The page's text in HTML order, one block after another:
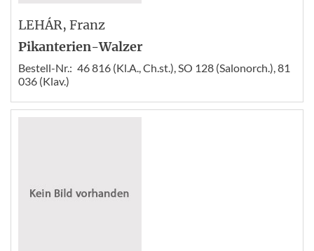
LEHÁR, Franz
Pikanterien-Walzer
Bestell-Nr.: 46 816 (Kl.A., Ch.st.), SO 128 (Salonorch.), 81
036 (Klav.)